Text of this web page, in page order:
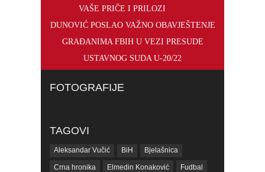
VAŠE PRIČE I PRILOZI
DUNOVIĆ POSLAO VAŽNO OBAVJEŠTENJE
GRAĐANIMA FBIH U VEZI PRESUDE
USTAVNOG SUDA U-20/22
FOTOGRAFIJE
TAGOVI
Aleksandar Vučić BiH Bjelašnica
Crna hronika Elmedin Konaković Fudbal